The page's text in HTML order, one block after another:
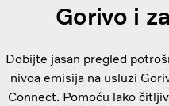
Gorivo i
Dobijte jasan pregled
nivoa emisija na usluzi
Connect. Pomoću lako